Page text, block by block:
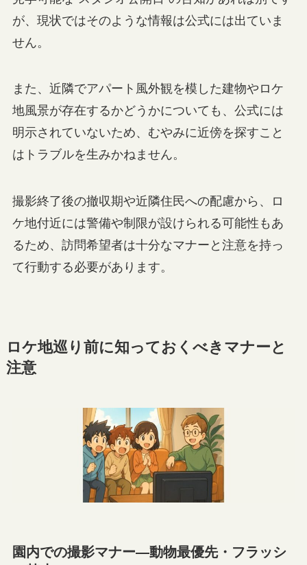
が、現状ではそのような情報は公式には出ていま
せん。
また、近隣でアパート風外観を模した建物やロケ
地風景が存在するかどうかについても、公式には
明示されていないため、むやみに近傍を探すこと
はトラブルを生みかねません。
撮影終了後の撤収期や近隣住民への配慮から、ロ
ケ地付近には警備や制限が設けられる可能性もあ
るため、訪問希望者は十分なマナーと注意を持っ
て行動する必要があります。
ロケ地巡り前に知っておくべきマナーと
注意
園内での撮影マナー—動物最優先・フラッシ